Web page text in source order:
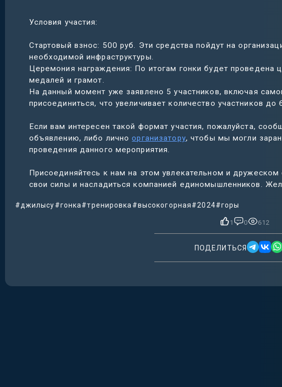
Условия участия:
Стартовый взнос: 500 руб. Эти средства пойдут на
необходимой инфраструктуры.
Церемония награждения: По итогам гонки будет проведена
медалей и грамот.
На данный момент уже заявлено 5 участников, включая
присоединиться, что увеличивает количество участников до
Если вам интересен такой формат участия, пожалуйста,
объявлению, либо личноорганизатору, чтобы мы могли
проведения данного мероприятия.
Присоединяйтесь к нам на этом увлекательном и
свои силы и насладиться компанией единомышленников.
#джилысу#гонка#тренировка #высокогорная#2024#горы
1 0 612
ПОДЕЛИТЬСЯ